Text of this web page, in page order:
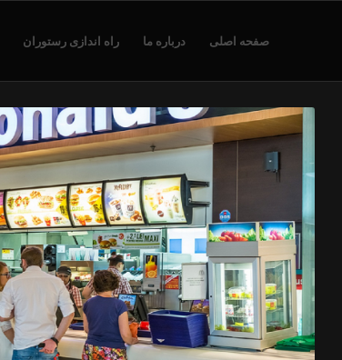
صفحه اصلی درباره ما راه اندازی رستوران